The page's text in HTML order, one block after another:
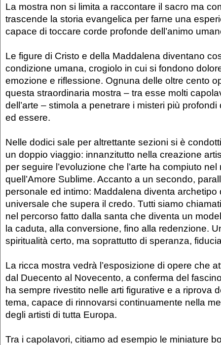
La mostra non si limita a raccontare il sacro ma
trascende la storia evangelica per farne una
capace di toccare corde profonde dell’animo
Le figure di Cristo e della Maddalena diventano
condizione umana, crogiolo in cui si fondono
emozione e riflessione. Ognuna delle oltre cento
questa straordinaria mostra – tra esse molti
dell’arte – stimola a penetrare i misteri più
ed essere.
Nelle dodici sale per altrettante sezioni si è
un doppio viaggio: innanzitutto nella creazione
per seguire l’evoluzione che l’arte ha compiuto
quell’Amore Sublime. Accanto a un secondo,
personale ed intimo: Maddalena diventa archetipo
universale che supera il credo. Tutti siamo
nel percorso fatto dalla santa che diventa un
la caduta, alla conversione, fino alla redenzione.
spiritualità certo, ma soprattutto di speranza,
La ricca mostra vedrà l’esposizione di opere che
dal Duecento al Novecento, a conferma del
ha sempre rivestito nelle arti figurative e a riprova
tema, capace di rinnovarsi continuamente nella
degli artisti di tutta Europa.
Tra i capolavori, citiamo ad esempio le miniature